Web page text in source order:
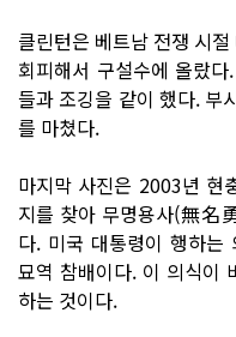
클린턴은 베트남 전쟁 시
회피해서 구설수에 올랐
들과 조깅을 같이 했다. 부
를 마쳤다.
마지막 사진은 2003년 현
지를 찾아 무명용사(無名
다. 미국 대통령이 행하
묘역 참배이다. 이 의식이
하는 것이다.